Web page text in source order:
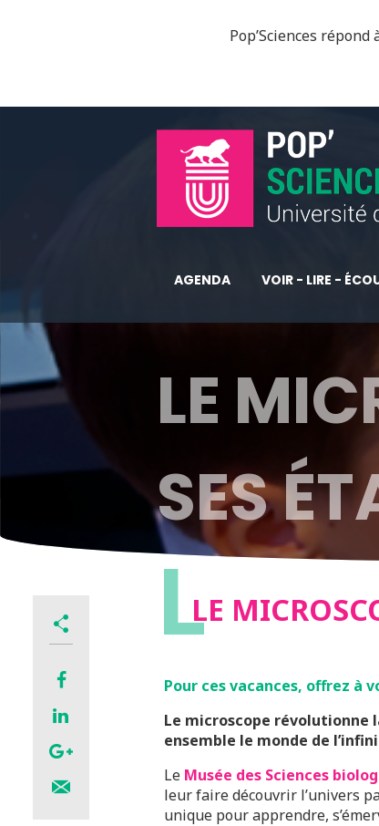
Pop’Sciences
AGENDA VOIR - LIRE -
LE
SES
LLE
Pour ces vacances, offrez à
Le microscope révolutionne
ensemble le monde de
Le Musée des Sciences
leur faire découvrir l’univers
unique pour apprendre,